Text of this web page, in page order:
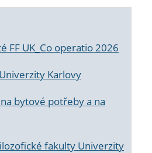
FF UK_Co operatio 2026
Karlovy
bytové potřeby a na
fakulty Univerzity